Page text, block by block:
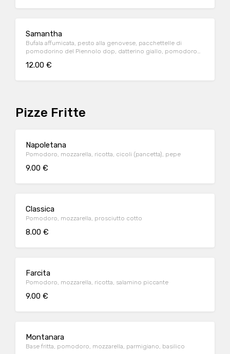
Samantha
Bufala affumicata, pesto alla genovese, pacchettelle di
pomodorino del Piennolo dop, datterino giallo, pomodoro
12.00 €
Pizze Fritte
Napoletana
Pomodoro, mozzarella, ricotta, cicoli (pancetta), pepe
9.00 €
Classica
Pomodoro, mozzarella, prosciutto cotto
8.00 €
Farcita
Pomodoro, mozzarella, ricotta, salamino piccante
9.00 €
Montanara
Base fritta, pomodoro, mozzarella, parmigiano, basilico